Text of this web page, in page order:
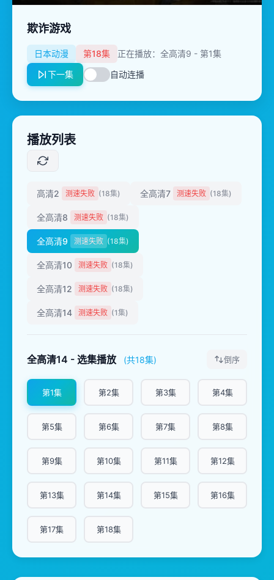
欺诈游戏
日本动漫 第18集
正在播放：全高清9 - 第1集
下一集
自动连播
播放列表
高清2 测速失败 (18集) 全高清7 测速失败 (18集)
全高清8 测速失败 (18集)
全高清9 测速失败 (18集)
全高清10 测速失败 (18集)
全高清12 测速失败 (18集)
全高清14 测速失败 (1集)
全高清14 - 选集播放 (共18集) 倒序
第1集 第2集 第3集 第4集
第5集 第6集 第7集 第8集
第9集 第10集 第11集 第12集
第13集 第14集 第15集 第16集
第17集 第18集